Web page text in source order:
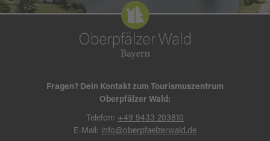
Fragen? Dein Kontakt zum Tourismuszentrum
Oberpfälzer Wald:
Telefon: +49 9433 203810
E-Mail: info@oberpfaelzerwald.de